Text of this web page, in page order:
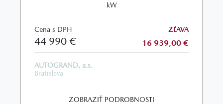
kW
Cena s DPH
44 990 €
ZĽAVA
16 939,00 €
AUTOGRAND, a.s.
Bratislava
ZOBRAZIŤ PODROBNOSTI